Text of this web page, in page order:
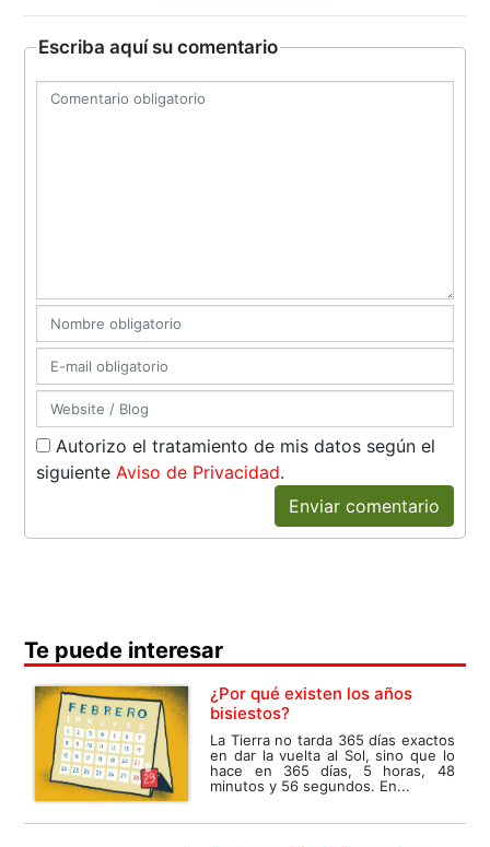
Escriba aquí su comentario
Autorizo el tratamiento de mis datos según el
siguienteAviso de Privacidad.
Enviar comentario
Te puede interesar
¿Por qué existen los años
bisiestos?
La Tierra no tarda 365 días exactos
en dar la vuelta al Sol, sino que lo
hace en 365 días, 5 horas, 48
minutos y 56 segundos. En...